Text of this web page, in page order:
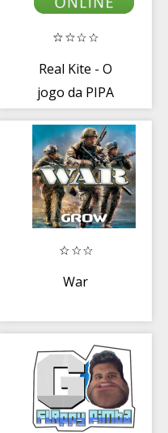
Real Kite - O
jogo da PIPA
War